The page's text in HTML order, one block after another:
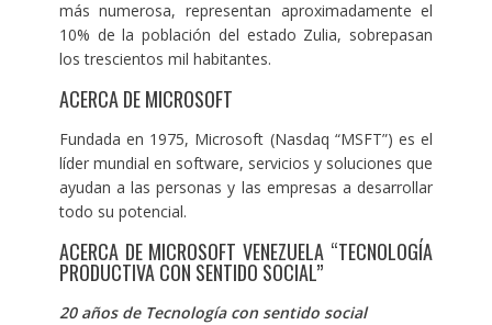
más numerosa, representan aproximadamente el
10% de la población del estado Zulia, sobrepasan
los trescientos mil habitantes.
ACERCA DE MICROSOFT
Fundada en 1975, Microsoft (Nasdaq “MSFT”) es el
líder mundial en software, servicios y soluciones que
ayudan a las personas y las empresas a desarrollar
todo su potencial.
ACERCA DE MICROSOFT VENEZUELA “TECNOLOGÍA
PRODUCTIVA CON SENTIDO SOCIAL”
20 años de Tecnología con sentido social